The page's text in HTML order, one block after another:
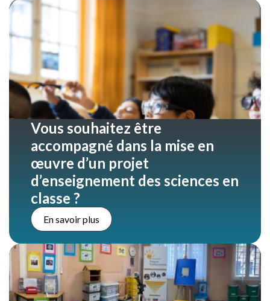
Vous souhaitez être
accompagné dans la mise en
œuvre d’un projet
d’enseignement des sciences en
classe ?
En savoir plus